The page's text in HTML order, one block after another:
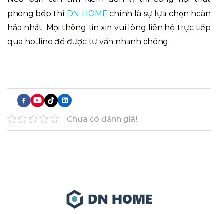
phòng bếp thì DN HOME chính là sự lựa chọn hoàn
hảo nhất. Mọi thông tin xin vui lòng liên hệ trực tiếp
qua hotline để được tư vấn nhanh chóng.
Chưa có đánh giá!